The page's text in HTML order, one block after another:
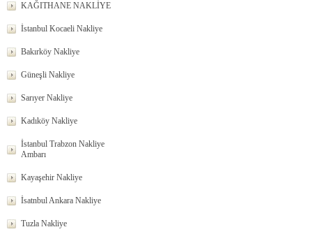
KAĞITHANE NAKLİYE
İstanbul Kocaeli Nakliye
Bakırköy Nakliye
Güneşli Nakliye
Sarıyer Nakliye
Kadıköy Nakliye
İstanbul Trabzon Nakliye
Ambarı
Kayaşehir Nakliye
İsatnbul Ankara Nakliye
Tuzla Nakliye